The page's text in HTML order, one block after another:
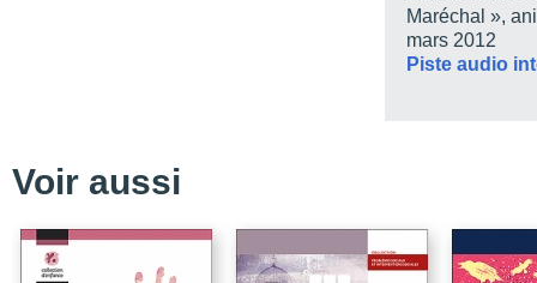
Conjugalité et filiation
Le genre des
Solidarités conjugales
Une notion indécise,
Maréchal »,
mars 2012
Piste audio
Voir aussi